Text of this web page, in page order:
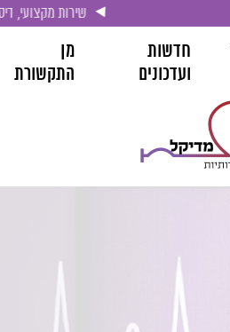
שירות מקצועי, דיסקרטי ומהיר
חדשות
ועדכונים
מן
התקשורת